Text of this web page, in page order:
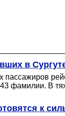
в
фамилии. В
к